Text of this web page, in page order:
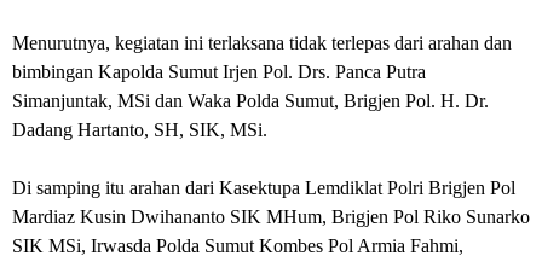
Menurutnya, kegiatan ini terlaksana tidak terlepas dari arahan dan
bimbingan Kapolda Sumut Irjen Pol. Drs. Panca Putra
Simanjuntak, MSi dan Waka Polda Sumut, Brigjen Pol. H. Dr.
Dadang Hartanto, SH, SIK, MSi.
Di samping itu arahan dari Kasektupa Lemdiklat Polri Brigjen Pol
Mardiaz Kusin Dwihananto SIK MHum, Brigjen Pol Riko Sunarko
SIK MSi, Irwasda Polda Sumut Kombes Pol Armia Fahmi,